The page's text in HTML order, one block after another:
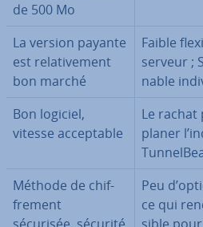
de 500 Mo
La version payante
est re­la­ti­ve­ment
bon marché
Faible
serveur ;
nable
Bon logiciel,
vitesse ac­cep­table
Le rachat
planer
Méthode de chif­
fre­ment
Peu
ce qui